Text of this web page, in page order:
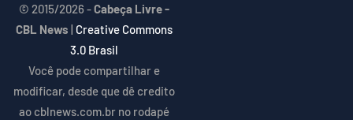
© 2015/2026 -Cabeça Livre -
CBL News | Creative Commons
3.0 Brasil
Você pode compartilhar e
modificar, desde que dê credito
ao cblnews.com.br no rodapé